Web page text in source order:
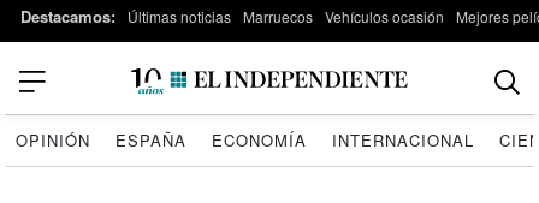
Destacamos: Últimas noticias Marruecos Vehículos ocasión Mejores
OPINIÓN ESPAÑA ECONOMÍA INTERNACIONAL